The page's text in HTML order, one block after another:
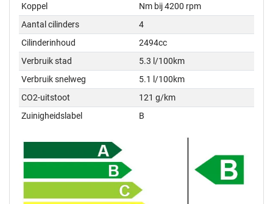
Koppel
Nm bij 4200 rpm
Aantal cilinders
4
Cilinderinhoud
2494cc
Verbruik stad
5.3 l/100km
Verbruik snelweg
5.1 l/100km
CO2-uitstoot
121 g/km
Zuinigheidslabel
B